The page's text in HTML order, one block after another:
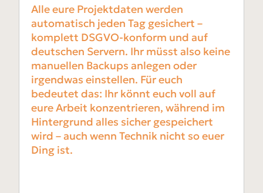
Alle eure Projektdaten werden
automatisch jeden Tag gesichert –
komplett DSGVO-konform und auf
deutschen Servern. Ihr müsst also keine
manuellen Backups anlegen oder
irgendwas einstellen. Für euch
bedeutet das: Ihr könnt euch voll auf
eure Arbeit konzentrieren, während im
Hintergrund alles sicher gespeichert
wird – auch wenn Technik nicht so euer
Ding ist.